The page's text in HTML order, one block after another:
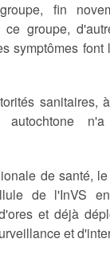
fin
ce groupe,
symptômes
sanitaires,
autochtone
de santé,
de l'InVS
et déjà
et